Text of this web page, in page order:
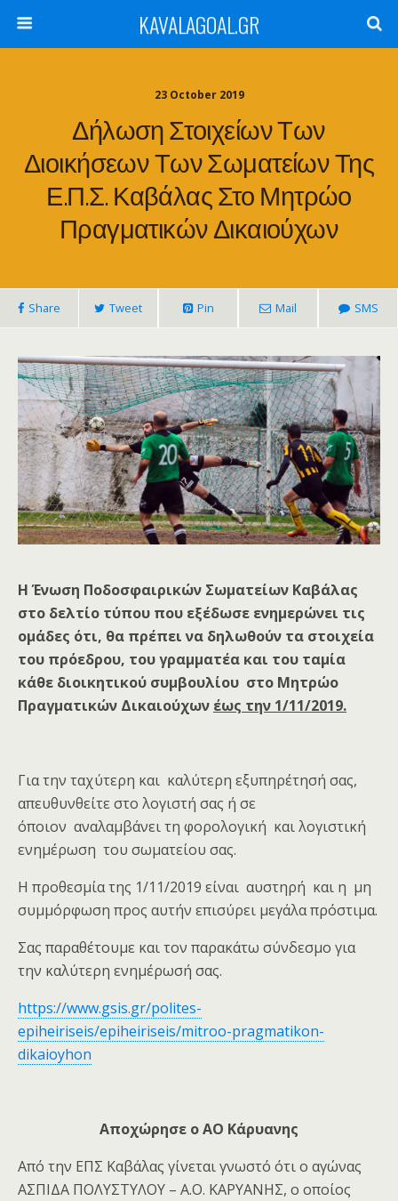
KAVALAGOAL.GR
23 October 2019
Δήλωση Στοιχείων Των
Διοικήσεων Των Σωματείων Της
Ε.Π.Σ. Καβάλας Στο Μητρώο
Πραγματικών Δικαιούχων
Share Tweet Pin Mail SMS
Η Ένωση Ποδοσφαιρικών Σωματείων Καβάλας
στο δελτίο τύπου που εξέδωσε ενημερώνει τις
ομάδες ότι, θα πρέπει να δηλωθούν τα στοιχεία
του πρόεδρου, του γραμματέα και του ταμία
κάθε διοικητικού συμβουλίου στο Μητρώο
Πραγματικών Δικαιούχων έως την 1/11/2019.
Για την ταχύτερη και καλύτερη εξυπηρέτησή σας,
απευθυνθείτε στο λογιστή σας ή σε
όποιον αναλαμβάνει τη φορολογική και λογιστική
ενημέρωση του σωματείου σας.
Η προθεσμία της 1/11/2019 είναι αυστηρή και η μη
συμμόρφωση προς αυτήν επισύρει μεγάλα πρόστιμα.
Σας παραθέτουμε και τον παρακάτω σύνδεσμο για
την καλύτερη ενημέρωσή σας.
https://www.gsis.gr/polites-
epiheiriseis/epiheiriseis/mitroo-pragmatikon-
dikaioyhon
Αποχώρησε ο ΑΟ Κάρυανης
Από την ΕΠΣ Καβάλας γίνεται γνωστό ότι ο αγώνας
ΑΣΠΙΔΑ ΠΟΛΥΣΤΥΛΟΥ – Α.Ο. ΚΑΡΥΑΝΗΣ, ο οποίος